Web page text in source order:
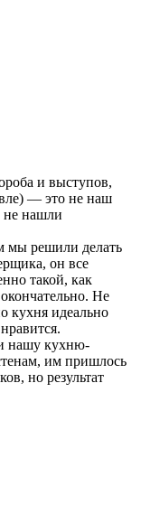
и выступов,
— это не наш
не нашли
мы решили делать
он все
такой, как
Не
кухня идеально
нашу кухню-
им пришлось
но результат